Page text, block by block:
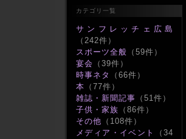
カテゴリ一覧
サンフレッチェ広島
（242件）
スポーツ全般 （59件）
宴会
（39件）
時事ネタ
（66件）
本 （77件）
雑誌・新聞記事 （51件）
子供・家族 （86件）
その他 （108件）
メディア・イベント
（34